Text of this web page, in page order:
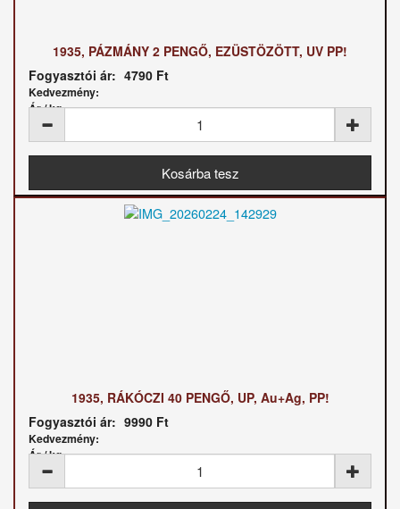
1935, PÁZMÁNY 2 PENGŐ, EZÜSTÖZÖTT, UV PP!
Fogyasztói ár: 4790 Ft
Kedvezmény:
Ár / kg:
1935, RÁKÓCZI 40 PENGŐ, UP, Au+Ag, PP!
Fogyasztói ár: 9990 Ft
Kedvezmény:
Ár / kg: